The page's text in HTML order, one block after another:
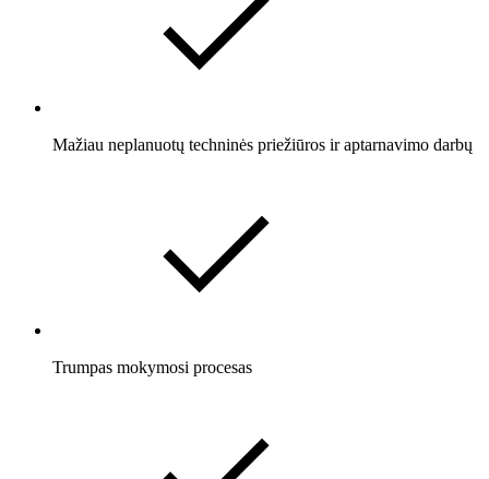
Mažiau neplanuotų techninės priežiūros ir aptarnavimo darbų
Trumpas mokymosi procesas